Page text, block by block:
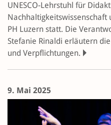
UNESCO-Lehrstuhl für
PH Luzern statt. Die
Stefanie Rinaldi erläutern
und Verpflichtungen.
9. Mai 2025